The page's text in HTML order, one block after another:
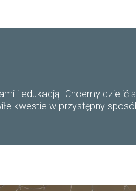
i edukacją. Chcemy dzielić
kwestie w przystępny